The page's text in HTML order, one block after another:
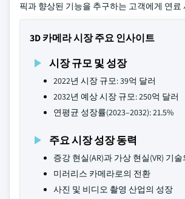
픽과 향상된 기능을 추구하는 고객에게 연료
3D 카메라 시장 주요 인사이트
시장 규모 및 성장
2022년 시장 규모: 39억 달러
2032년 예상 시장 규모: 250억 달러
연평균 성장률(2023–2032): 21.5%
주요 시장 성장 동력
증강 현실(AR)과 가상 현실(VR) 기
미러리스 카메라로의 전환
사진 및 비디오 촬영 산업의 성장